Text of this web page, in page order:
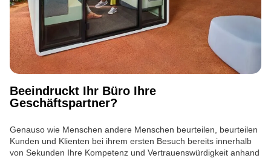
Beeindruckt Ihr Büro Ihre
Geschäftspartner?
Genauso wie Menschen andere Menschen beurteilen, beurteilen
Kunden und Klienten bei ihrem ersten Besuch bereits innerhalb
von Sekunden Ihre Kompetenz und Vertrauenswürdigkeit anhand